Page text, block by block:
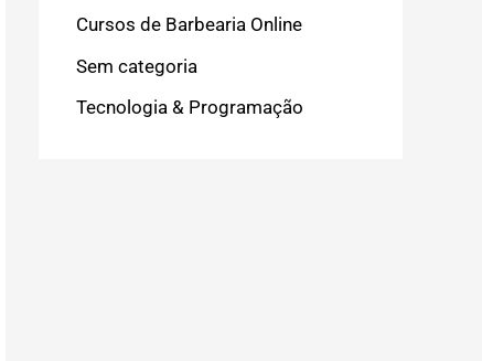
Cursos de Barbearia Online
Sem categoria
Tecnologia & Programação